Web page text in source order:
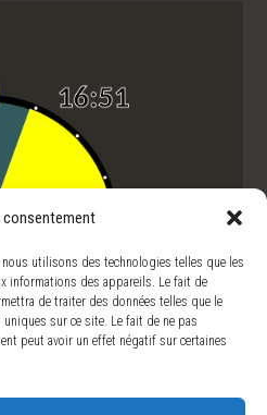
consentement
utilisons des technologies telles que les
informations des appareils. Le fait de
de traiter des données telles que le
sur ce site. Le fait de ne pas
peut avoir un effet négatif sur certaines